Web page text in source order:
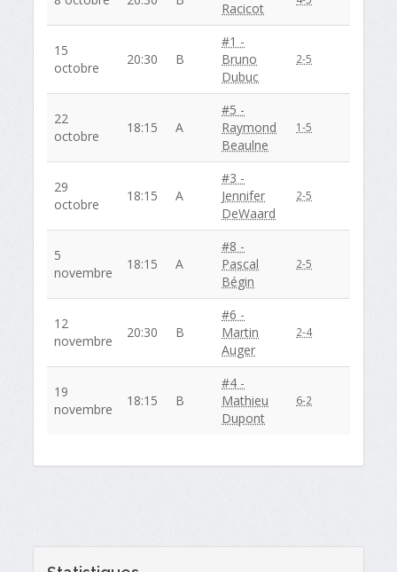
Racicot
15
octobre
20:30 B
#1 -
Bruno
Dubuc
2-5
22
octobre
18:15 A
#5 -
Raymond
Beaulne
1-5
29
octobre
18:15 A
#3 -
Jennifer
DeWaard
2-5
5
novembre
18:15 A
#8 -
Pascal
Bégin
2-5
12
novembre
20:30 B
#6 -
Martin
Auger
2-4
19
novembre
18:15 B
#4 -
Mathieu
Dupont
6-2